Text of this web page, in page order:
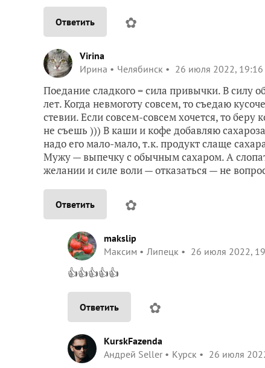
Ответить ✿
Virina
Ирина
Челябинск 26 июля 2022, 19:16
Поедание сладкого = сила привычки. В силу
лет. Когда невмоготу совсем, то съедаю
стевии. Если совсем-совсем хочется, то
не съешь ))) В каши и кофе добавляю
надо его мало-мало, т.к. продукт слаще
Мужу — выпечку с обычным сахаром. А
желании и силе воли — отказаться — не
Ответить ✿
makslip
Максим
Липецк 26 июля 2022,
👍👍👍👍👍
Ответить ✿
KurskFazenda
Андрей Seller
Курск 26 июля